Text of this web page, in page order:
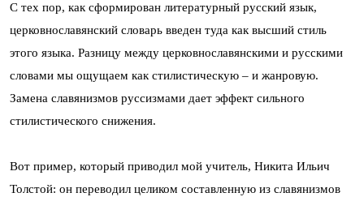
С тех пор, как сформирован литературный русский язык,
церковнославянский словарь введен туда как высший стиль
этого языка. Разницу между церковнославянскими и русскими
словами мы ощущаем как стилистическую – и жанровую.
Замена славянизмов руссизмами дает эффект сильного
стилистического снижения.
Вот пример, который приводил мой учитель, Никита Ильич
Толстой: он переводил целиком составленную из славянизмов